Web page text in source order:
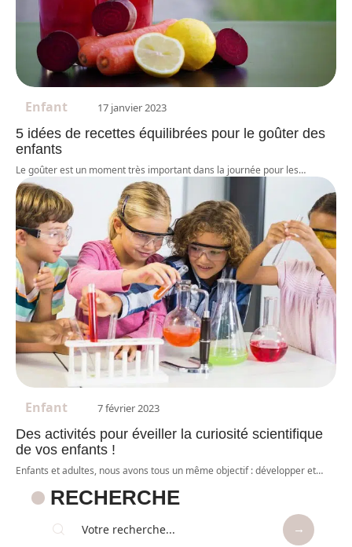
Enfant 17 janvier 2023
5 idées de recettes équilibrées pour le goûter des
enfants
Le goûter est un moment très important dans la journée pour les…
Enfant 7 février 2023
Des activités pour éveiller la curiosité scientifique
de vos enfants !
Enfants et adultes, nous avons tous un même objectif : développer et…
RECHERCHE